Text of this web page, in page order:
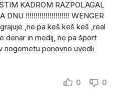
KADROM RAZPOLAGAL
DNU !!!!!!!!!!!!!!!!!!!!!! WENGER
,ne pa keš keš keš ,real
denar in medij, ne pa šport
nogometu ponovno uvedli
0 0